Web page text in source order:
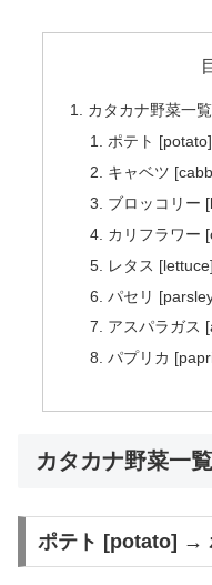
カタカナ野菜一覧
ポテト
キャベツ
ブロッコリー
カリフラワー
レタス
パセリ
アスパラガス
パプリカ
カタカナ野菜一覧
ポテト [potato] →